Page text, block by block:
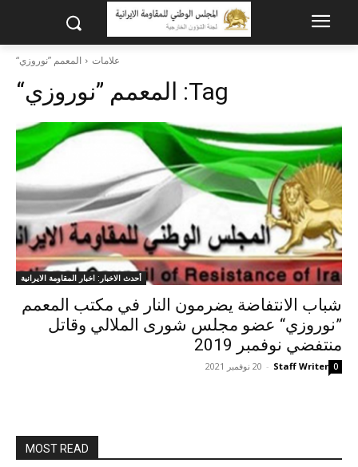
علامات المعمم ”نوروزي“
Tag: المعمم ”نوروزي“
أحدث الاخبار: اخبار المقاومة الايرانية
شباب الانتفاضة يضرمون النار في مكتب المعمم
”نوروزي“ عضو مجلس شورى الملالي وقاتل
منتفضي نوفمبر 2019
Staff Writer
- 20 نوفمبر 2021 0
MOST READ